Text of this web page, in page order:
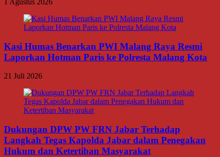
1 Agustus 2026
Kasi Humas Benarkan PWI Malang Raya Resmi
Laporkan Hotman Paris ke Polresta Malang Kota
21 Juli 2026
Dukungan DPW PW FRN Jabar Terhadap
Langkah Tegas Kapolda Jabar dalam Penegakan
Hukum dan Ketertiban Masyarakat